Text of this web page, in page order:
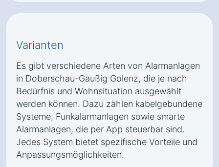
Varianten
Es gibt verschiedene Arten von Alarmanlagen
in Doberschau-Gaußig Golenz, die je nach
Bedürfnis und Wohnsituation ausgewählt
werden können. Dazu zählen kabelgebundene
Systeme, Funkalarmanlagen sowie smarte
Alarmanlagen, die per App steuerbar sind.
Jedes System bietet spezifische Vorteile und
Anpassungsmöglichkeiten.